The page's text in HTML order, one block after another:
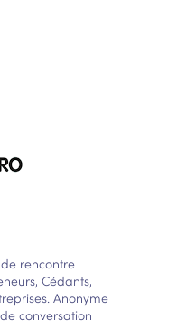
rencontre
Cédants,
Anonyme
conversation